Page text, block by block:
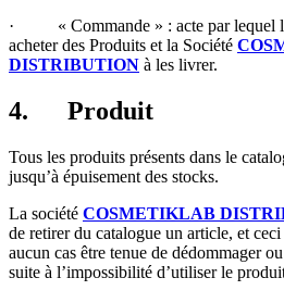
· « Commande » : acte par lequel le
acheter des Produits et la Société
DISTRIBUTION à les livrer.
4. Produit
Tous les produits présents dans le
jusqu’à épuisement des stocks.
La société COSMETIKLAB
de retirer du catalogue un article, et
aucun cas être tenue de dédommager
suite à l’impossibilité d’utiliser le